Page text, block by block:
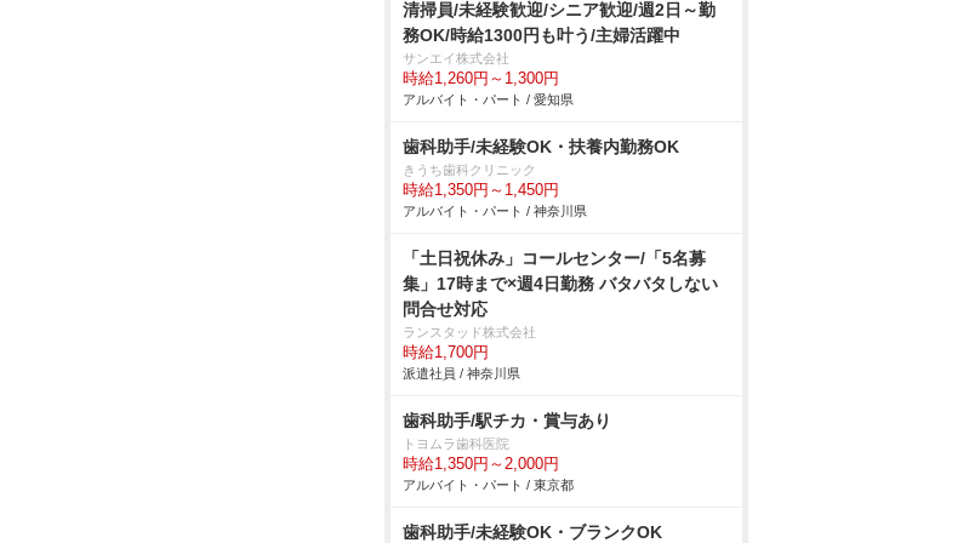
清掃員/未経験歓迎/シニア歓迎/週2日～勤
務OK/時給1300円も叶う/主婦活躍中
サンエイ株式会社
時給1,260円～1,300円
アルバイト・パート / 愛知県
歯科助手/未経験OK・扶養内勤務OK
きうち歯科クリニック
時給1,350円～1,450円
アルバイト・パート / 神奈川県
「土日祝休み」コールセンター/「5名募
集」17時まで×週4日勤務 バタバタしない
問合せ対応
ランスタッド株式会社
時給1,700円
派遣社員 / 神奈川県
歯科助手/駅チカ・賞与あり
トヨムラ歯科医院
時給1,350円～2,000円
アルバイト・パート / 東京都
歯科助手/未経験OK・ブランクOK